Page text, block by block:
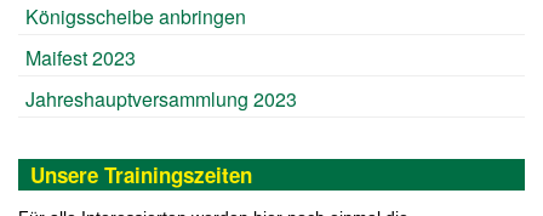
Königsscheibe anbringen
Maifest 2023
Jahreshauptversammlung 2023
Unsere Trainingszeiten